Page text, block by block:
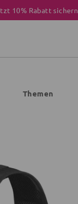
10% Rabatt sichern
Themen